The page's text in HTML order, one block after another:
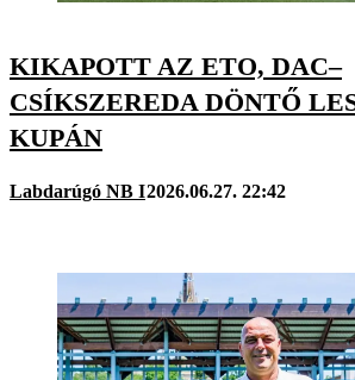
KIKAPOTT AZ ETO, DAC–
CSÍKSZEREDA DÖNTŐ
KUPÁN
Labdarúgó NB I2026.06.27. 22:42